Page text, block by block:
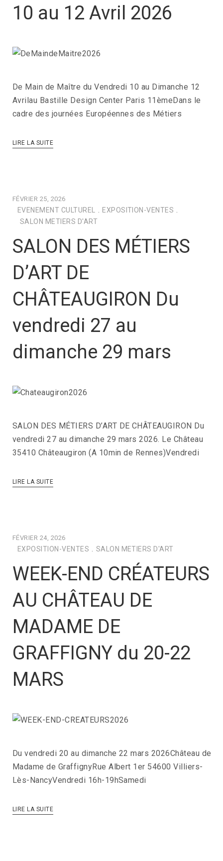
10 au 12 Avril 2026
De Main de Maître du Vendredi 10 au Dimanche 12
Avrilau Bastille Design Center Paris 11èmeDans le
cadre des journées Européennes des Métiers
LIRE LA SUITE
FÉVRIER 25, 2026
EVENEMENT CULTUREL EXPOSITION-VENTES
SALON METIERS D'ART
SALON DES MÉTIERS
D’ART DE
CHÂTEAUGIRON Du
vendredi 27 au
dimanche 29 mars
SALON DES MÉTIERS D’ART DE CHÂTEAUGIRON Du
vendredi 27 au dimanche 29 mars 2026. Le Château
35410 Châteaugiron (A 10min de Rennes)Vendredi
LIRE LA SUITE
FÉVRIER 24, 2026
EXPOSITION-VENTES SALON METIERS D'ART
WEEK-END CRÉATEURS
AU CHÂTEAU DE
MADAME DE
GRAFFIGNY du 20-22
MARS
Du vendredi 20 au dimanche 22 mars 2026Château de
Madame de GraffignyRue Albert 1er 54600 Villiers-
Lès-NancyVendredi 16h-19hSamedi
LIRE LA SUITE